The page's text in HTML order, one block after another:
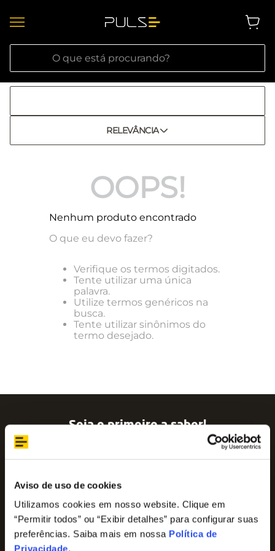
Aviso de uso de cookies
Utilizamos cookies em nosso website. Clique em
“Permitir todos” ou “Exibir detalhes” para configurar suas
preferências. Saiba mais em nossa Política de
Privacidade.
O que está procurando?
RELEVÂNCIA
OOPS!
Nenhum produto encontrado
O que eu devo fazer?
Verifique os termos digitados.
Tente utilizar uma única
palavra.
Utilize termos genéricos na
busca.
Tente utilizar sinônimos do
termo desejado.
Seja o primeiro a saber!
Assine nossa newsletter para ficar por dentro
das últimas tendências e aproveite promoções
Nome
E-mail